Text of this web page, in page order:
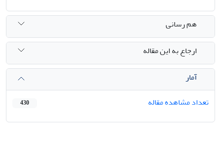
هم رسانی
ارجاع به این مقاله
آمار
تعداد مشاهده مقاله
430